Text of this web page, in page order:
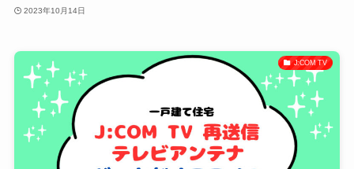
2023年10月14日
J:COM TV